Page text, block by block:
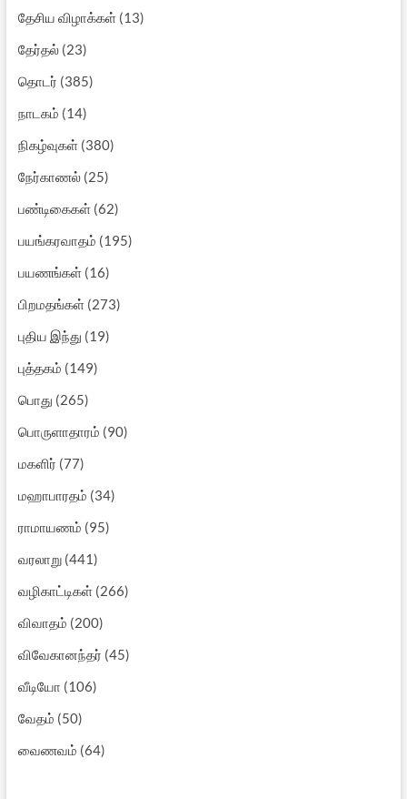
தேசிய விழாக்கள்(13)
தேர்தல்(23)
தொடர் (385)
நாடகம் (14)
நிகழ்வுகள்(380)
நேர்காணல்(25)
பண்டிகைகள்(62)
பயங்கரவாதம் (195)
பயணங்கள்(16)
பிறமதங்கள்(273)
புதிய இந்து (19)
புத்தகம் (149)
பொது (265)
பொருளாதாரம் (90)
மகளிர் (77)
மஹாபாரதம் (34)
ராமாயணம் (95)
வரலாறு(441)
வழிகாட்டிகள்(266)
விவாதம் (200)
விவேகானந்தர் (45)
வீடியோ (106)
வேதம் (50)
வைணவம் (64)